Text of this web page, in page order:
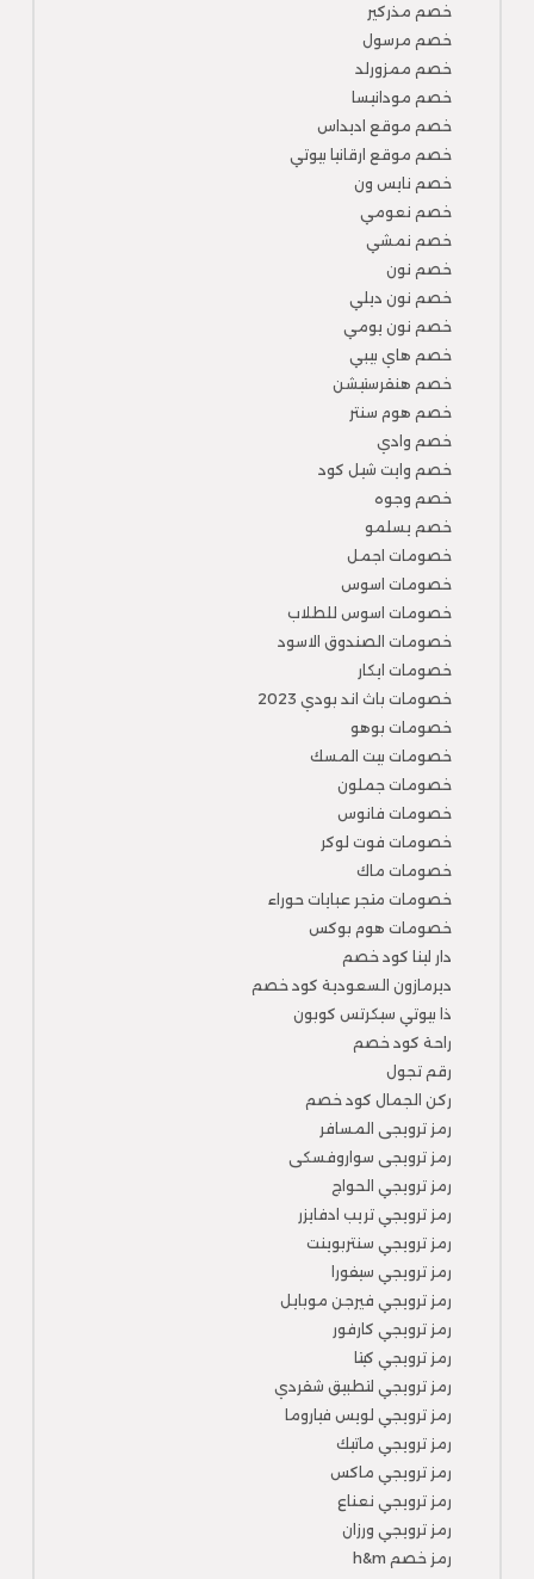
خصم مذركير
خصم مرسول
خصم ممزورلد
خصم مودانيسا
خصم موقع اديداس
خصم موقع ارقانيا بيوتي
خصم نايس ون
خصم نعومي
خصم نمشي
خصم نون
خصم نون ديلي
خصم نون يومي
خصم هاي بيبي
خصم هنقرستيشن
خصم هوم سنتر
خصم وادي
خصم وايت شيل كود
خصم وجوه
خصم يسلمو
خصومات اجمل
خصومات اسوس
خصومات اسوس للطلاب
خصومات الصندوق الاسود
خصومات ايكار
خصومات باث اند بودي 2023
خصومات بوهو
خصومات بيت المسك
خصومات جملون
خصومات فانوس
خصومات فوت لوكر
خصومات ماك
خصومات متجر عبايات حوراء
خصومات هوم بوكس
دار لينا كود خصم
ديرمازون السعودية كود خصم
ذا بيوتي سيكرتس كوبون
راحة كود خصم
رقم تجول
ركن الجمال كود خصم
رمز ترويجى المسافر
رمز ترويجى سواروفسكى
رمز ترويجي الحواج
رمز ترويجي تريب ادفايزر
رمز ترويجي سنتربوينت
رمز ترويجي سيفورا
رمز ترويجي فيرجن موبايل
رمز ترويجي كارفور
رمز ترويجي كيتا
رمز ترويجي لتطبيق شقردي
رمز ترويجي لويس فياروما
رمز ترويجي ماتيك
رمز ترويجي ماكس
رمز ترويجي نعناع
رمز ترويجي ورزان
رمز خصم h&m